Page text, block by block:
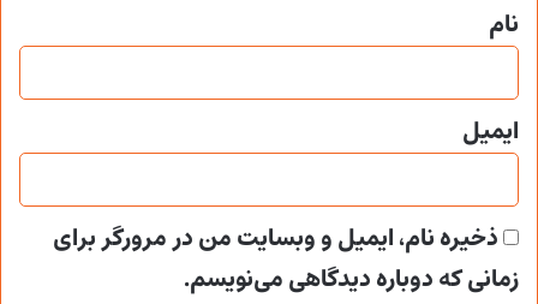
نام
ایمیل
ذخیره نام، ایمیل و وبسایت من در مرورگر برای
زمانی که دوباره دیدگاهی می‌نویسم.